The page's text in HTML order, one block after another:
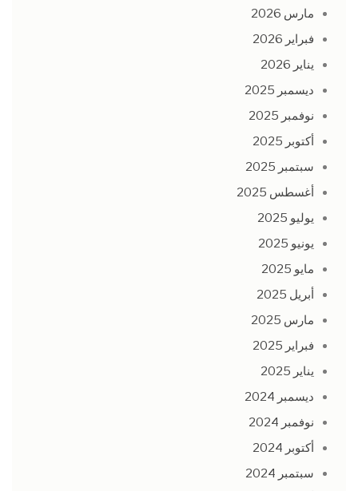
مارس 2026
فبراير 2026
يناير 2026
ديسمبر 2025
نوفمبر 2025
أكتوبر 2025
سبتمبر 2025
أغسطس 2025
يوليو 2025
يونيو 2025
مايو 2025
أبريل 2025
مارس 2025
فبراير 2025
يناير 2025
ديسمبر 2024
نوفمبر 2024
أكتوبر 2024
سبتمبر 2024